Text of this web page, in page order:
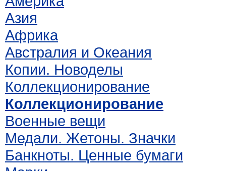
Азия
Африка
Австралия и Океания
Копии. Новоделы
Коллекционирование
Коллекционирование
Военные вещи
Медали. Жетоны. Значки
Банкноты. Ценные бумаги